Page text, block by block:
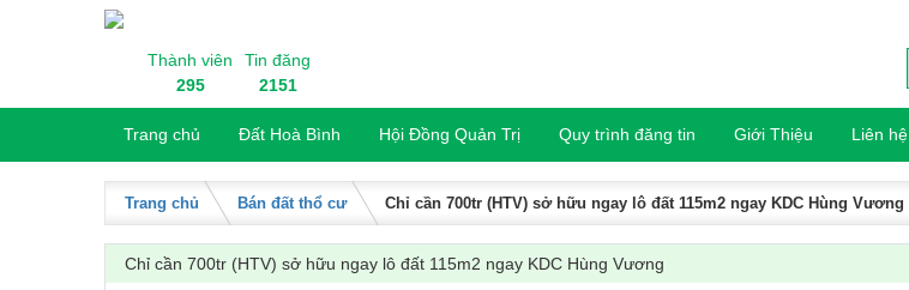
Skip to content
Thành viên
295
Tin đăng
2151
Trang chủ Đất Hoà Bình Hội Đồng Quản Trị Quy trình đăng tin Giới Thiệu Liên hệ
Trang chủ Bán đất thổ cư Chỉ cần 700tr (HTV) sở hữu ngay lô đất 115m2 ngay KDC Hùng Vương
Chỉ cần 700tr (HTV) sở hữu ngay lô đất 115m2 ngay KDC Hùng Vương